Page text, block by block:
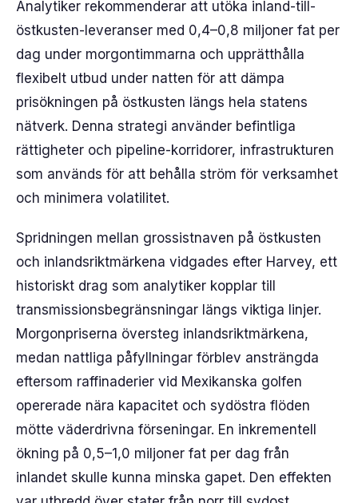
Analytiker rekommenderar att utöka inland-till-
östkusten-leveranser med 0,4–0,8 miljoner fat per
dag under morgontimmarna och upprätthålla
flexibelt utbud under natten för att dämpa
prisökningen på östkusten längs hela statens
nätverk. Denna strategi använder befintliga
rättigheter och pipeline-korridorer, infrastrukturen
som används för att behålla ström för verksamhet
och minimera volatilitet.
Spridningen mellan grossistnaven på östkusten
och inlandsriktmärkena vidgades efter Harvey, ett
historiskt drag som analytiker kopplar till
transmissionsbegränsningar längs viktiga linjer.
Morgonpriserna översteg inlandsriktmärkena,
medan nattliga påfyllningar förblev ansträngda
eftersom raffinaderier vid Mexikanska golfen
opererade nära kapacitet och sydöstra flöden
mötte väderdrivna förseningar. En inkrementell
ökning på 0,5–1,0 miljoner fat per dag från
inlandet skulle kunna minska gapet. Den effekten